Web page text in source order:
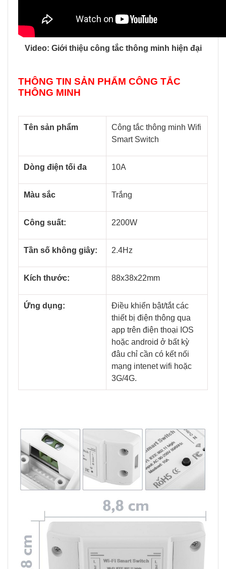
Video: Giới thiệu công tắc thông minh hiện đại
THÔNG TIN SẢN PHẨM CÔNG TẮC
THÔNG MINH
Tên sản phẩm
Công tắc thông minh Wifi
Smart Switch
Dòng điện tối đa 10A
Màu sắc Trắng
Công suất: 2200W
Tần số không giây: 2.4Hz
Kích thước: 88x38x22mm
Ứng dụng:
Điều khiển bật/tắt các
thiết bị điện thông qua
app trên điện thoại IOS
hoặc android ở bất kỳ
đâu chỉ cần có kết nối
mạng intenet wifi hoặc
3G/4G.